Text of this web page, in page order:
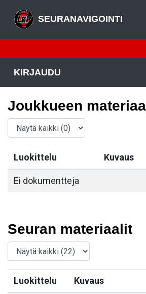
SEURANAVIGOINTI
KIRJAUDU
Joukkueen
Luokittelu Kuvaus
Ei dokumentteja
Seuran materiaalit
Luokittelu Kuvaus